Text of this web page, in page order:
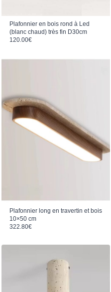
Plafonnier en bois rond à Led
(blanc chaud) très fin D30cm
120.00€
Plafonnier long en travertin et bois
10×50 cm
322.80€